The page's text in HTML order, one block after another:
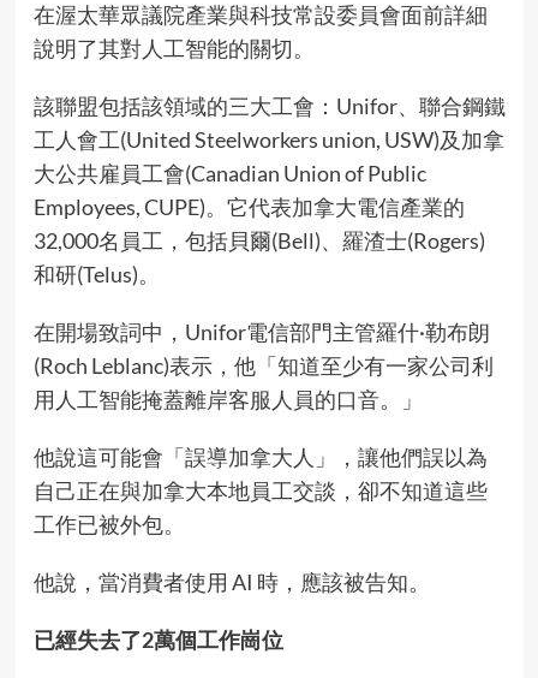
在渥太華眾議院產業與科技常設委員會面前詳細
說明了其對人工智能的關切。
該聯盟包括該領域的三大工會：Unifor、聯合鋼鐵
工人會工(United Steelworkers union, USW)及加拿
大公共雇員工會(Canadian Union of Public
Employees, CUPE)。它代表加拿大電信產業的
32,000名員工，包括貝爾(Bell)、羅渣士(Rogers)
和研(Telus)。
在開場致詞中，Unifor電信部門主管羅什·勒布朗
(Roch Leblanc)表示，他「知道至少有一家公司利
用人工智能掩蓋離岸客服人員的口音。」
他說這可能會「誤導加拿大人」，讓他們誤以為
自己正在與加拿大本地員工交談，卻不知道這些
工作已被外包。
他說，當消費者使用 AI 時，應該被告知。
已經失去了2萬個工作崗位